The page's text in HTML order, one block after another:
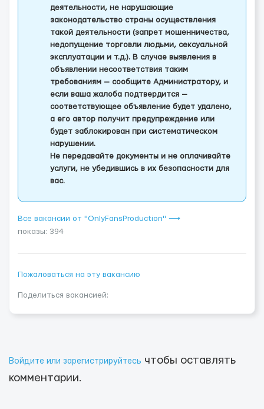
деятельности, не нарушающие
законодательство страны осуществления
такой деятельности (запрет мошенничества,
недопущение торговли людьми, сексуальной
эксплуатации и т.д.). В случае выявления в
объявлении несоответствия таким
требованиям — сообщите Администратору, и
если ваша жалоба подтвердится —
соответствующее объявление будет удалено,
а его автор получит предупреждение или
будет заблокирован при систематическом
нарушении.
Не передавайте документы и не оплачивайте
услуги, не убедившись в их безопасности для
вас.
Все вакансии от "OnlyFansProduction" ⟶
показы: 394
Пожаловаться на эту вакансию
Поделиться вакансией:
Войдите или зарегистрируйтесь чтобы оставлять
комментарии.